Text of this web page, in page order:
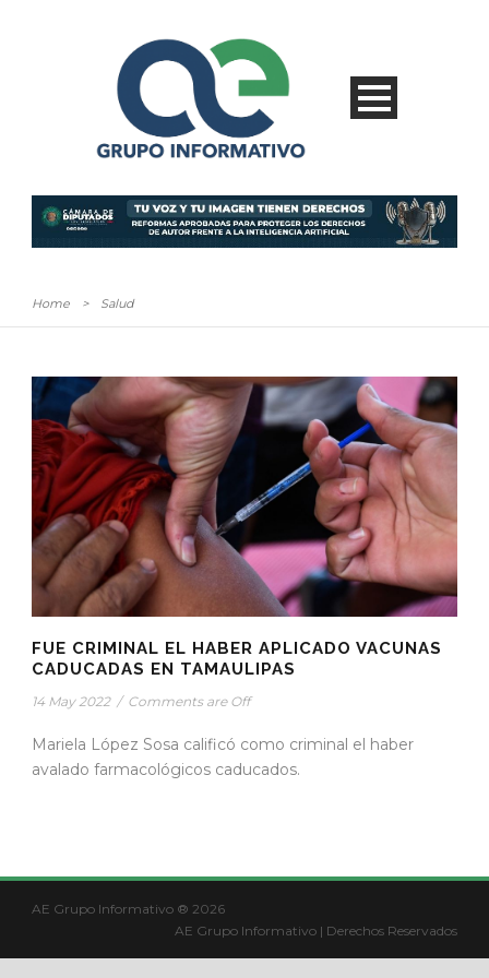
Home > Salud
FUE CRIMINAL EL HABER APLICADO VACUNAS
CADUCADAS EN TAMAULIPAS
14 May 2022 / Comments are Off
Mariela López Sosa calificó como criminal el haber
avalado farmacológicos caducados.
AE Grupo Informativo ® 2026
AE Grupo Informativo | Derechos Reservados